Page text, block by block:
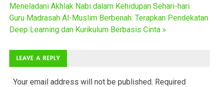
Post
navigation
Meneladani Akhlak Nabi dalam Kehidupan Sehari-hari
Guru Madrasah Al-Muslim Berbenah: Terapkan Pendekatan
Deep Learning dan Kurikulum Berbasis Cinta »
LEAVE A REPLY
Your email address will not be published. Required